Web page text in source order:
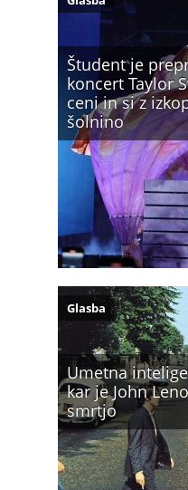
Študent je
koncert Taylor
ceni in si z
šolnino
Umetna
kar je John
smrtjo
Glasba